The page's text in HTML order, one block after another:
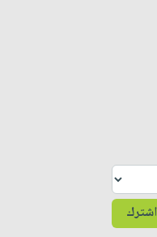
اشترك